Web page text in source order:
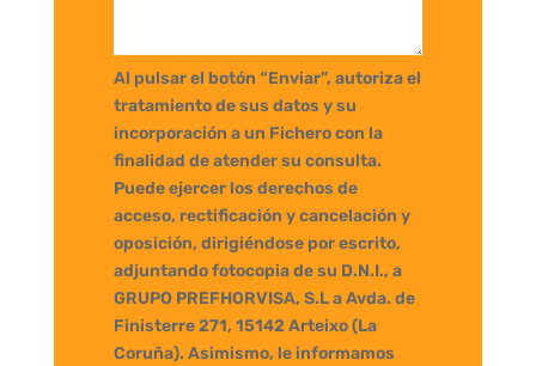
Al pulsar el botón “Enviar”, autoriza el
tratamiento de sus datos y su
incorporación a un Fichero con la
finalidad de atender su consulta.
Puede ejercer los derechos de
acceso, rectificación y cancelación y
oposición, dirigiéndose por escrito,
adjuntando fotocopia de su D.N.I., a
GRUPO PREFHORVISA, S.L a Avda. de
Finisterre 271, 15142 Arteixo (La
Coruña). Asimismo, le informamos